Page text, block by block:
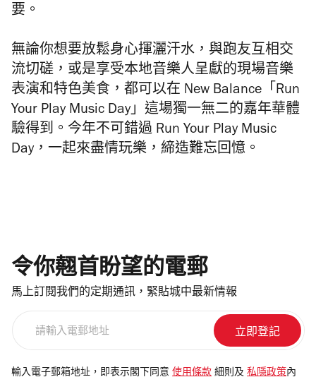
要。
無論你想要放鬆身心揮灑汗水，與跑友互相交
流切磋，或是享受本地音樂人呈獻的現場音樂
表演和特色美食，都可以在 New Balance「Run
Your Play Music Day」這場獨一無二的嘉年華體
驗得到。今年不可錯過 Run Your Play Music
Day，一起來盡情玩樂，締造難忘回憶。
令你翹首盼望的電郵
馬上訂閱我們的定期通訊，緊貼城中最新情報
電
輸入電子郵箱地址，即表示閣下同意 使用條款 細則及 私隱政策 內